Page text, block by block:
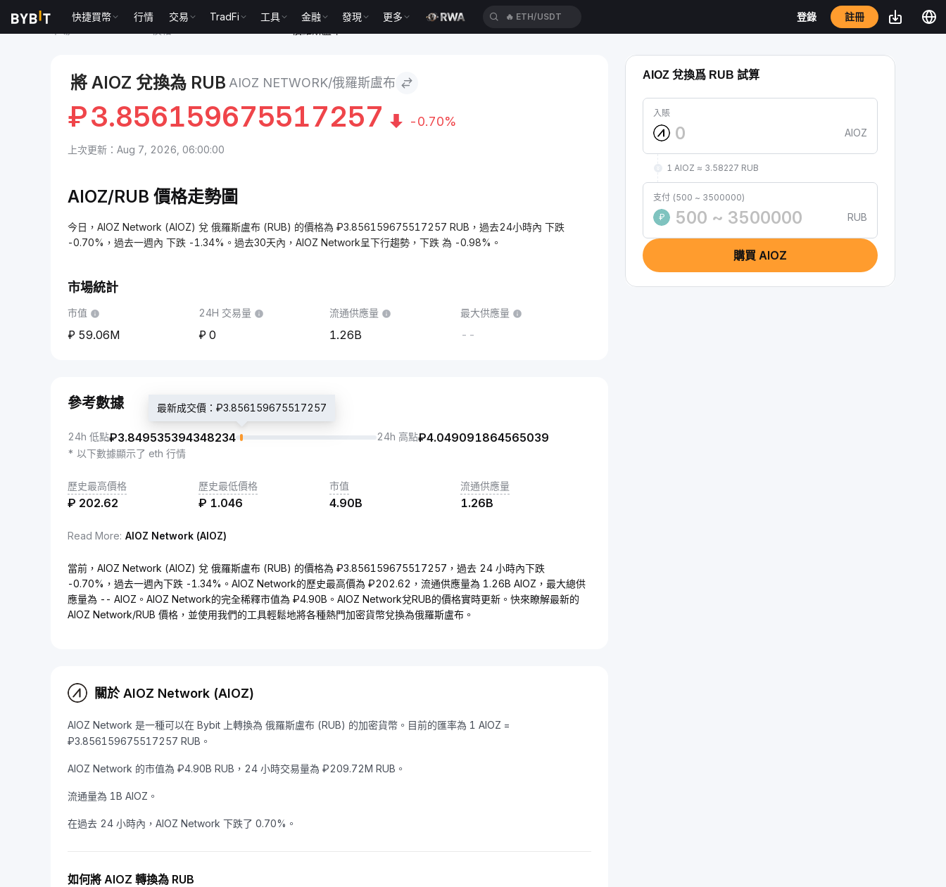
快捷買幣 行情 交易 TradFi 工具 金融 發現 更多 🔥 ETH/USDT 登錄 註冊
將 AIOZ 兌換為 RUB AIOZ NETWORK/俄羅斯盧布
₽3.856159675517257 -0.70%
上次更新：Aug 7, 2026, 06:00:00
AIOZ/RUB 價格走勢圖
今日，AIOZ Network (AIOZ) 兌 俄羅斯盧布 (RUB) 的價格為 ₽3.856159675517257 RUB，過去24小時內 下跌
-0.70%，過去一週內 下跌 -1.34%。過去30天內，AIOZ Network呈下行趨勢，下跌 為 -0.98%。
市場統計
市值
59.06M
24H 交易量
0
流通供應量
1.26B
最大供應量
--
參考數據
24h 低點₽3.849535394348234
最新成交價：₽3.856159675517257
24h 高點₽4.049091864565039
* 以下數據顯示了 eth 行情
歷史最高價格
₽ 202.62
歷史最低價格
₽ 1.046
市值
4.90B
流通供應量
1.26B
Read More: AIOZ Network (AIOZ)
當前，AIOZ Network (AIOZ) 兌 俄羅斯盧布 (RUB) 的價格為 ₽3.856159675517257，過去 24 小時內下跌
-0.70%，過去一週內下跌 -1.34%。AIOZ Network的歷史最高價為 ₽202.62，流通供應量為 1.26B AIOZ，最大總供
應量為 -- AIOZ。AIOZ Network的完全稀釋市值為 ₽4.90B。AIOZ Network兌RUB的價格實時更新。快來瞭解最新的
AIOZ Network/RUB 價格，並使用我們的工具輕鬆地將各種熱門加密貨幣兌換為俄羅斯盧布。
關於 AIOZ Network (AIOZ)
AIOZ Network 是一種可以在 Bybit 上轉換為 俄羅斯盧布 (RUB) 的加密貨幣。目前的匯率為 1 AIOZ =
₽3.856159675517257 RUB。
AIOZ Network 的市值為 ₽4.90B RUB，24 小時交易量為 ₽209.72M RUB。
流通量為 1B AIOZ。
在過去 24 小時內，AIOZ Network 下跌了 0.70%。
如何將 AIOZ 轉換為 RUB
AIOZ 兌換爲 RUB 試算
入賬
AIOZ
1 AIOZ ≈ 3.58227 RUB
支付 (500 ~ 3500000)
₽
RUB
購買 AIOZ